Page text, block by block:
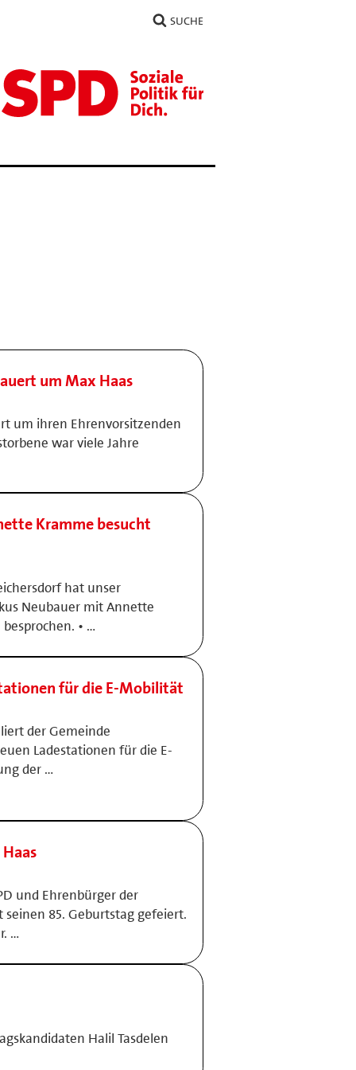
SUCHE
um Max Haas
um ihren Ehrenvorsitzenden
war viele Jahre
Kramme besucht
hat unser
Neubauer mit Annette
• …
für die E-Mobilität
der Gemeinde
Ladestationen für die E-
der …
und Ehrenbürger der
85. Geburtstag gefeiert.
…
Halil Tasdelen